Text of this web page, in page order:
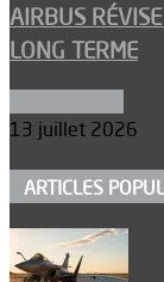
AIRBUS
LONG TERME
13 juillet 2026
ARTICLES